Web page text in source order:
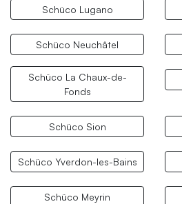
Schüco Lugano
Schüco Neuchâtel
Schüco La Chaux-de-
Fonds
Schüco Sion
Schüco Yverdon-les-Bains
Schüco Meyrin